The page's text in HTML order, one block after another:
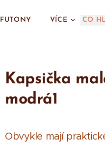
FUTONY VÍCE
Kapsička
modrá1
Obvykle mají